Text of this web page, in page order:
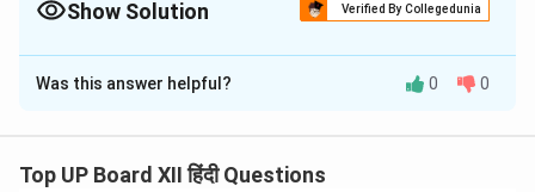
Show Solution Verified By Collegedunia
The Correct Option isB
Solution and Explanation
हिंदी साहित्य का एक महत्त्वपूर्ण उपन्यास है, जो ग्रामीण जीवन और
Was this answer helpful? 0 0
Top UP Board XII हिंदी Questions